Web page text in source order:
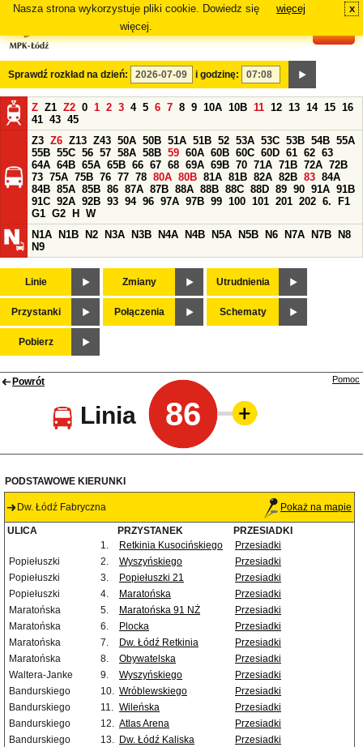
Nasza strona wykorzystuje pliki cookie. Dowiedz się
więcej.
więcej x
Sprawdź rozkład na dzień: i godzinę:
Z Z1 Z2 0 1 2 3 4 5 6 7 8 9 10A 10B 11 12 13 14 15 16
41 43 45
Z3 Z6 Z13 Z43 50A 50B 51A 51B 52 53A 53C 53B 54B 55A
55B 55C 56 57 58A 58B 59 60A 60B 60C 60D 61 62 63
64A 64B 65A 65B 66 67 68 69A 69B 70 71A 71B 72A 72B
73 75A 75B 76 77 78 80A 80B 81A 81B 82A 82B 83 84A
84B 85A 85B 86 87A 87B 88A 88B 88C 88D 89 90 91A 91B
91C 92A 92B 93 94 96 97A 97B 99 100 101 201 202 6.
F1
G1 G2 H
W
N1A
N1B N2 N3A N3B N4A N4B N5A N5B N6 N7A N7B
N8
N9
Linie Zmiany Utrudnienia
Przystanki Połączenia Schematy
Pobierz
Powrót
Linia 86
Pomoc
PODSTAWOWE KIERUNKI
Dw. Łódź Fabryczna Pokaż na mapie
ULICA PRZYSTANEK
PRZESIADKI
1.
Retkinia Kusocińskiego
Przesiadki
Popiełuszki
2. Wyszyńskiego
Przesiadki
Popiełuszki
3. Popiełuszki 21
Przesiadki
Popiełuszki
4. Maratońska
Przesiadki
Maratońska
5. Maratońska 91 NŻ
Przesiadki
Maratońska
6. Plocka
Przesiadki
Maratońska
7. Dw. Łódź Retkinia
Przesiadki
Maratońska
8. Obywatelska
Przesiadki
Waltera-Janke
9. Wyszyńskiego
Przesiadki
Bandurskiego
10. Wróblewskiego
Przesiadki
Bandurskiego
11. Wileńska
Przesiadki
Bandurskiego
12. Atlas Arena
Przesiadki
Bandurskiego
13. Dw. Łódź Kaliska
Przesiadki